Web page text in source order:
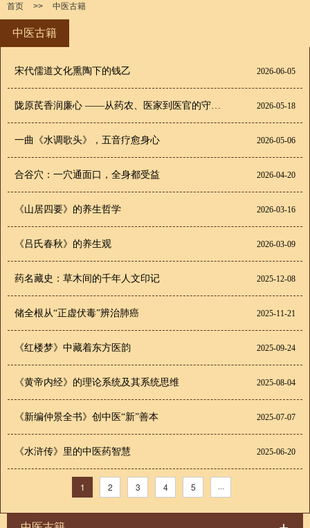
首页 >> 中医古籍
中医古籍
宋代儒道文化熏陶下的钱乙 2026-06-05
2026-05-18
一曲《水调歌头》，五音疗愈身心 2026-05-06
合谷穴：一穴通面口，全身都受益 2026-04-20
《山居四要》的养生哲学 2026-03-16
《吕氏春秋》的养生观 2026-03-09
药名藏史：草木间的千年人文印记 2025-12-08
储全根从“正虚伏毒”辨治肺癌 2025-11-21
《红楼梦》中藏着东方医韵 2025-09-24
《黄帝内经》的理论系统及其系统思维 2025-08-04
《新编仲景全书》创中医“新”善本 2025-07-07
《水浒传》里的中医药智慧 2025-06-20
1 2 3 4 5 ···